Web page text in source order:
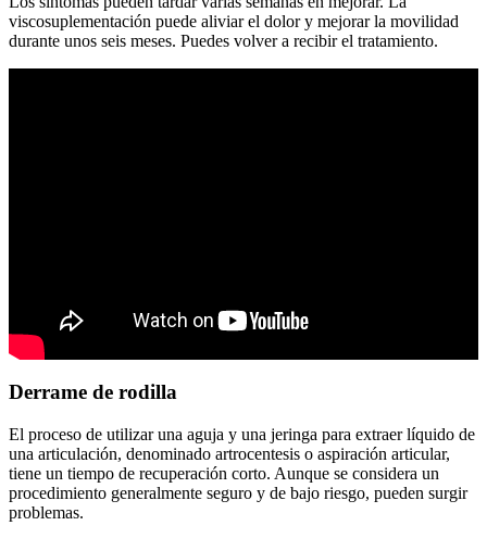
viscosuplementación puede aliviar el dolor y mejorar la movilidad
durante unos seis meses. Puedes volver a recibir el tratamiento.
Derrame de rodilla
El proceso de utilizar una aguja y una jeringa para extraer líquido de
una articulación, denominado artrocentesis o aspiración articular,
tiene un tiempo de recuperación corto. Aunque se considera un
procedimiento generalmente seguro y de bajo riesgo, pueden surgir
problemas.